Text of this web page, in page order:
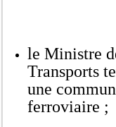
le Ministre
Transports
une
ferroviaire ;